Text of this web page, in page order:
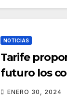
NOTICIAS
Tarife
futuro los
a los
ENERO 30, 2024